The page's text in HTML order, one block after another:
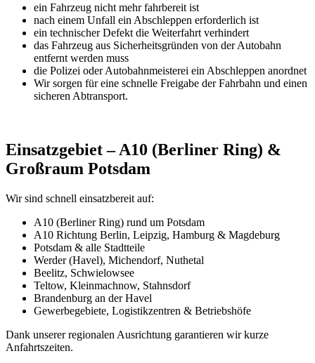
ein Fahrzeug nicht mehr fahrbereit ist
nach einem Unfall ein Abschleppen erforderlich ist
ein technischer Defekt die Weiterfahrt verhindert
das Fahrzeug aus Sicherheitsgründen von der Autobahn
entfernt werden muss
die Polizei oder Autobahnmeisterei ein Abschleppen anordnet
Wir sorgen für eine schnelle Freigabe der Fahrbahn und einen
sicheren Abtransport.
Einsatzgebiet – A10 (Berliner Ring) &
Großraum Potsdam
Wir sind schnell einsatzbereit auf:
A10 (Berliner Ring) rund um Potsdam
A10 Richtung Berlin, Leipzig, Hamburg & Magdeburg
Potsdam & alle Stadtteile
Werder (Havel), Michendorf, Nuthetal
Beelitz, Schwielowsee
Teltow, Kleinmachnow, Stahnsdorf
Brandenburg an der Havel
Gewerbegebiete, Logistikzentren & Betriebshöfe
Dank unserer regionalen Ausrichtung garantieren wir kurze
Anfahrtszeiten.